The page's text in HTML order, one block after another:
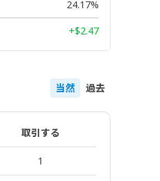
24.17%
+$2.47
当然 過去
取引する
1